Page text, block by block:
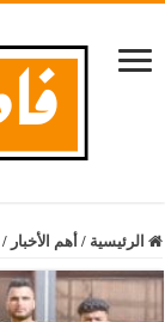
الرئيسية / أهم الأخبار /